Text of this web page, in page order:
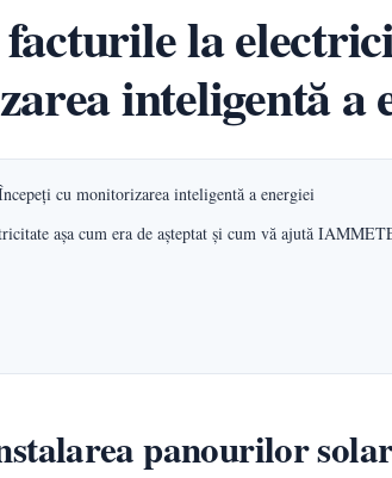
la
inteligentă a
cu monitorizarea inteligentă a energiei
așa cum era de așteptat și cum vă ajută
panourilor